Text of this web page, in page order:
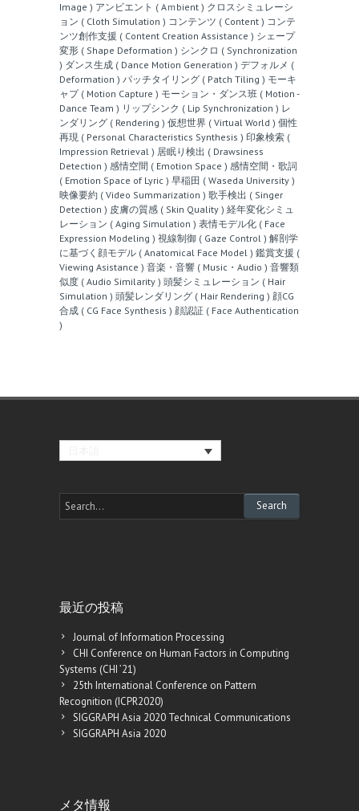
Image ) アンビエント ( Aｍbient ) クロスシミュレーシ
ョン ( Cloth Simulation ) コンテンツ ( Content ) コンテ
ンツ創作支援 ( Content Creation Assistance ) シェープ
変形 ( Shape Deformation ) シンクロ ( Synchronization
) ダンス生成 ( Dance Motion Generation ) デフォルメ (
Deformation ) パッチタイリング ( Patch Tiling ) モーキ
ャプ ( Motion Capture ) モーション・ダンス班 ( Motion -
Dance Team ) リップシンク ( Lip Synchronization ) レ
ンダリング ( Rendering ) 仮想世界 ( Virtual World ) 個性
再現 ( Personal Characteristics Synthesis ) 印象検索 (
Impression Retrieval ) 居眠り検出 ( Drawsiness
Detection ) 感情空間 ( Emotion Space ) 感情空間・歌詞
( Emotion Space of Lyric ) 早稲田 ( Waseda University )
映像要約 ( Video Summarization ) 歌手検出 ( Singer
Detection ) 皮膚の質感 ( Skin Quality ) 経年変化シミュ
レーション ( Aging Simulation ) 表情モデル化 ( Face
Expression Modeling ) 視線制御 ( Gaze Control ) 解剖学
に基づく顔モデル ( Anatomical Face Model ) 鑑賞支援 (
Viewing Asistance ) 音楽・音響 ( Music・Audio ) 音響類
似度 ( Audio Similarity ) 頭髪シミュレーション ( Hair
Simulation ) 頭髪レンダリング ( Hair Rendering ) 顔CG
合成 ( CG Face Synthesis ) 顔認証 ( Face Authentication
)
最近の投稿
Journal of Information Processing
CHI Conference on Human Factors in Computing
Systems (CHI ’21)
25th International Conference on Pattern
Recognition (ICPR2020)
SIGGRAPH Asia 2020 Technical Communications
SIGGRAPH Asia 2020
メタ情報